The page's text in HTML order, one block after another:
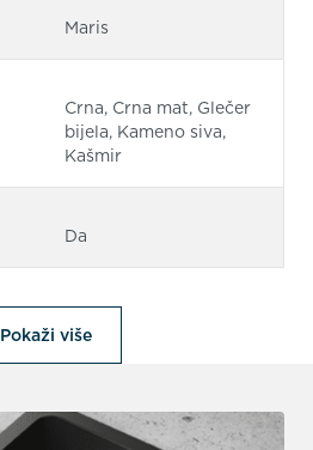
Maris
Crna, Crna mat, Glečer
bijela, Kameno siva,
Kašmir
Da
Pokaži više